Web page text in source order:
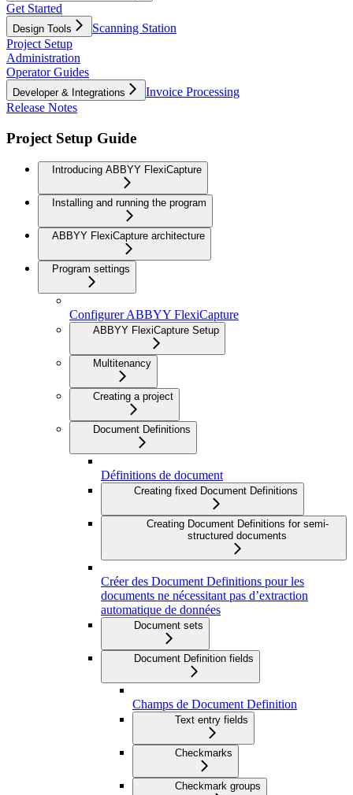
Get Started
Design Tools
Scanning Station
Project Setup
Administration
Operator Guides
Developer & Integrations
Invoice Processing
Release Notes
Project Setup Guide
Introducing ABBYY FlexiCapture
Installing and running the program
ABBYY FlexiCapture architecture
Program settings
Configurer ABBYY FlexiCapture
ABBYY FlexiCapture Setup
Multitenancy
Creating a project
Document Definitions
Définitions de document
Creating fixed Document Definitions
Creating Document Definitions for semi-
structured documents
Créer des Document Definitions pour les
documents ne nécessitant pas d’extraction
automatique de données
Document sets
Document Definition fields
Champs de Document Definition
Text entry fields
Checkmarks
Checkmark groups